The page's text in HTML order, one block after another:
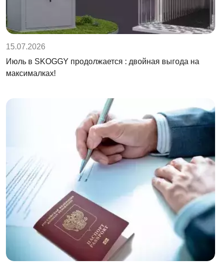
15.07.2026
Июль в SKOGGY продолжается : двойная выгода на
максималках!